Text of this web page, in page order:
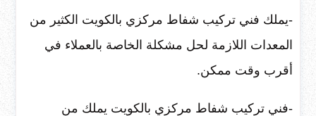
-يملك فني تركيب شفاط مركزي بالكويت الكثير من
المعدات اللازمة لحل مشكلة الخاصة بالعملاء في
أقرب وقت ممكن.
-فني تركيب شفاط مركزي بالكويت يملك من